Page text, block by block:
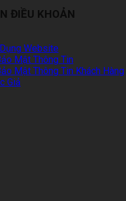
ĐIỀU KHOẢN
Website
Mật Thông Tin
Mật Thông Tin Khách Hàng
Giả